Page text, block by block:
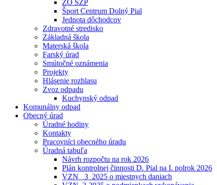
ZO SZP
Šport Centrum Dolný Pial
Jednota dôchodcov
Zdravotné stredisko
Základná škola
Materská škola
Farský úrad
Smútočné oznámenia
Projekty
Hlásenie rozhlasu
Zvoz odpadu
Kuchynský odpad
Komunálny odpad
Obecný úrad
Úradné hodiny
Kontakty
Pracovníci obecného úradu
Úradná tabuľa
Návrh rozpočtu na rok 2026
Plán kontrolnej činnosti D. Pial na I. polrok 2026
VZN _3_2025 o miestnych daniach